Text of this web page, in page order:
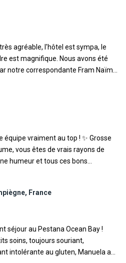
agréable, l'hôtel est sympa, le
est magnifique. Nous avons été
notre correspondante Fram Naïma.
toujours souriant nous a
équipe vraiment au top ! ✨ Grosse
vous êtes de vrais rayons de
humeur et tous ces bons
rendu le séjour encore plus spécial !
France
séjour au Pestana Ocean Bay !
soins, toujours souriant,